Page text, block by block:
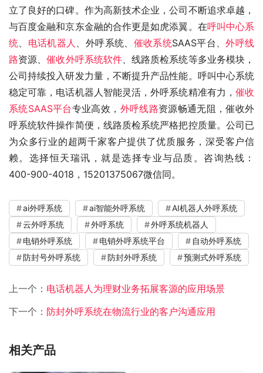
立了良好的口碑。作为高新技术企业，公司不断追求卓越，
与百度金融和京东金融的合作更是如虎添翼。在呼叫中心系
统
电话机器人 、外呼系统、 催收系统SAAS平台、外呼线
路资源、催收外呼系统软件、线路质检系统等多业务模块，
公司持续投入研发力量，不断提升产品性能。呼叫中心系统
稳定可靠，电话机器人智能灵活，外呼系统精准有力， 催收
系统SAAS平台专业高效， 外呼线路资源畅通无阻，催收外
呼系统软件操作简便，线路质检系统严格把控质量。公司已
为众多行业的超两千家客户提供了优质服务，深受客户信
赖。选择恒天瑞讯，就是选择专业与品质。咨询热线：
400-900-4018，15201375067微信同。
ai外呼系统 ai智能外呼系统
AI机器人外呼系统
云外呼系统
外呼系统
外呼系统机器人
电销外呼系统
电销外呼系统平台
自动外呼系统
防封号外呼系统
防封外呼系统 预测式外呼系统
上一个： 电话机器人为理财业务拓展客源的应用场景
下一个： 防封外呼系统在物流行业的客户沟通应用
相关产品